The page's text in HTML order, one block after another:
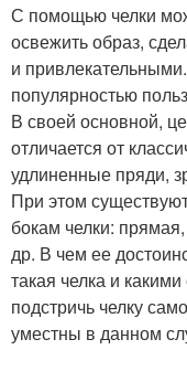
С помощью челки
освежить образ,
и
популярностью
В своей основной,
отличается от
удлиненные пряди,
При этом
бокам челки:
др. В чем ее
такая челка и
подстричь челку
уместны в данном